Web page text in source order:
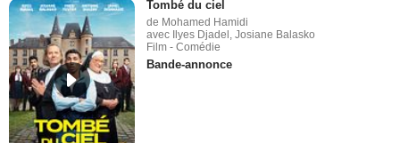
Tombé du ciel
de Mohamed Hamidi
avec Ilyes Djadel, Josiane Balasko
Film - Comédie
Bande-annonce